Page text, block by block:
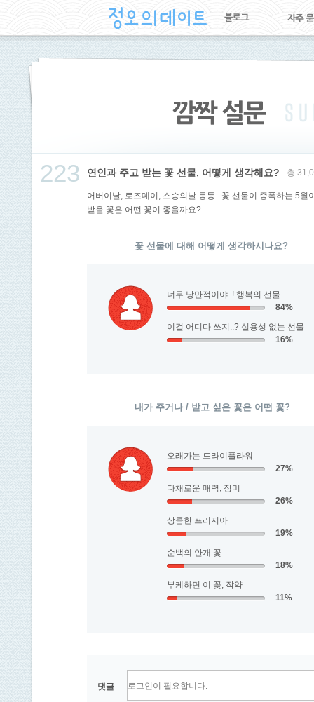
223 연인과 주고 받는 꽃 선물, 어떻게 생각해요? 총
어버이날, 로즈데이, 스승의날 등등.. 꽃 선물이 증폭하는 5
받을 꽃은 어떤 꽃이 좋을까요?
꽃 선물에 대해 어떻게 생각하시나요?
너무 낭만적이야..! 행복의 선물
84%
이걸 어디다 쓰지..? 실용성 없는 선물
16%
내가 주거나 / 받고 싶은 꽃은 어떤 꽃?
오래가는 드라이플라워
27%
다채로운 매력, 장미
26%
상큼한 프리지아
19%
순백의 안개 꽃
18%
부케하면 이 꽃, 작약
11%
댓글